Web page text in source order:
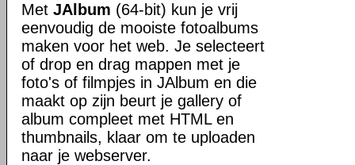
Met JAlbum (64-bit) kun je vrij
eenvoudig de mooiste fotoalbums
maken voor het web. Je selecteert
of drop en drag mappen met je
foto's of filmpjes in JAlbum en die
maakt op zijn beurt je gallery of
album compleet met HTML en
thumbnails, klaar om te uploaden
naar je webserver.